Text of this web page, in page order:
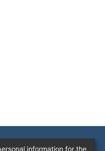
information for the